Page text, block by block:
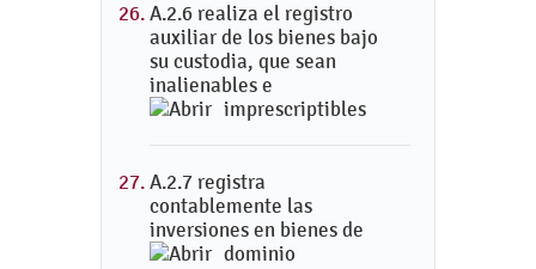
A.2.6 realiza el registro
auxiliar de los bienes bajo
su custodia, que sean
inalienables e
imprescriptibles
A.2.7 registra
contablemente las
inversiones en bienes de
dominio